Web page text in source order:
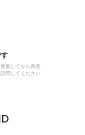
新してから再度
問してください